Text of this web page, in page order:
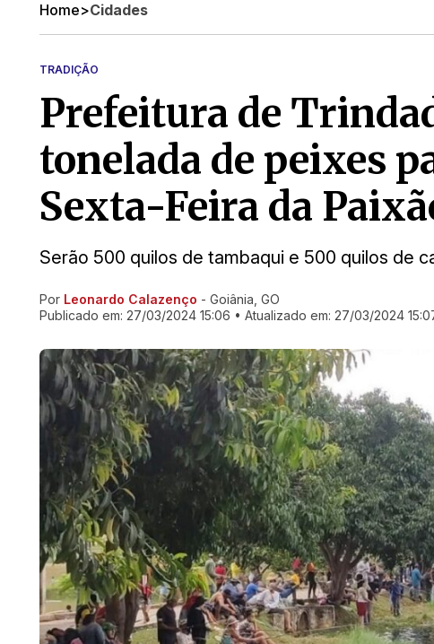
Home>Cidades
TRADIÇÃO
Prefeitura de
tonelada de peixes
Sexta-Feira da
Serão 500 quilos de tambaqui e 500 quilos de
Ir direto pra matéria
Por Leonardo Calazenço - Goiânia, GO
Publicado em: 27/03/2024 15:06 • Atualizado em: 27/03/2024